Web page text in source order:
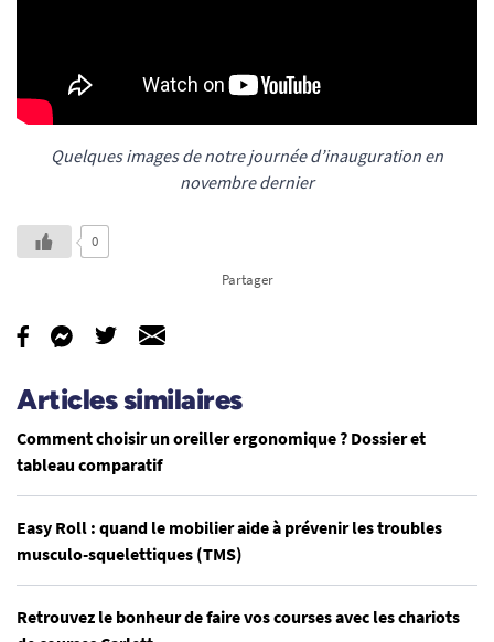
Quelques images de notre journée d’inauguration en
novembre dernier
0
Partager
Articles similaires
Comment choisir un oreiller ergonomique ? Dossier et
tableau comparatif
Easy Roll : quand le mobilier aide à prévenir les troubles
musculo-squelettiques (TMS)
Retrouvez le bonheur de faire vos courses avec les chariots